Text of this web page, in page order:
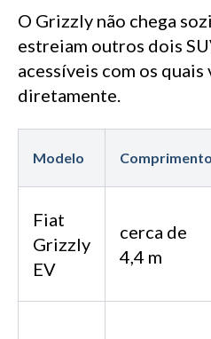
O Grizzly não chega
estreiam outros dois
acessíveis com os
diretamente.
Modelo Comprimento
Fiat
Grizzly
EV
cerca de
4,4 m